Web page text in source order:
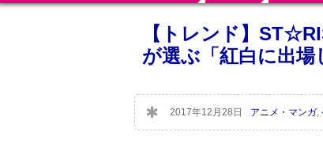
【トレンド】
が選ぶ「紅白に出
2017年12月28日 アニメ・マンガ,